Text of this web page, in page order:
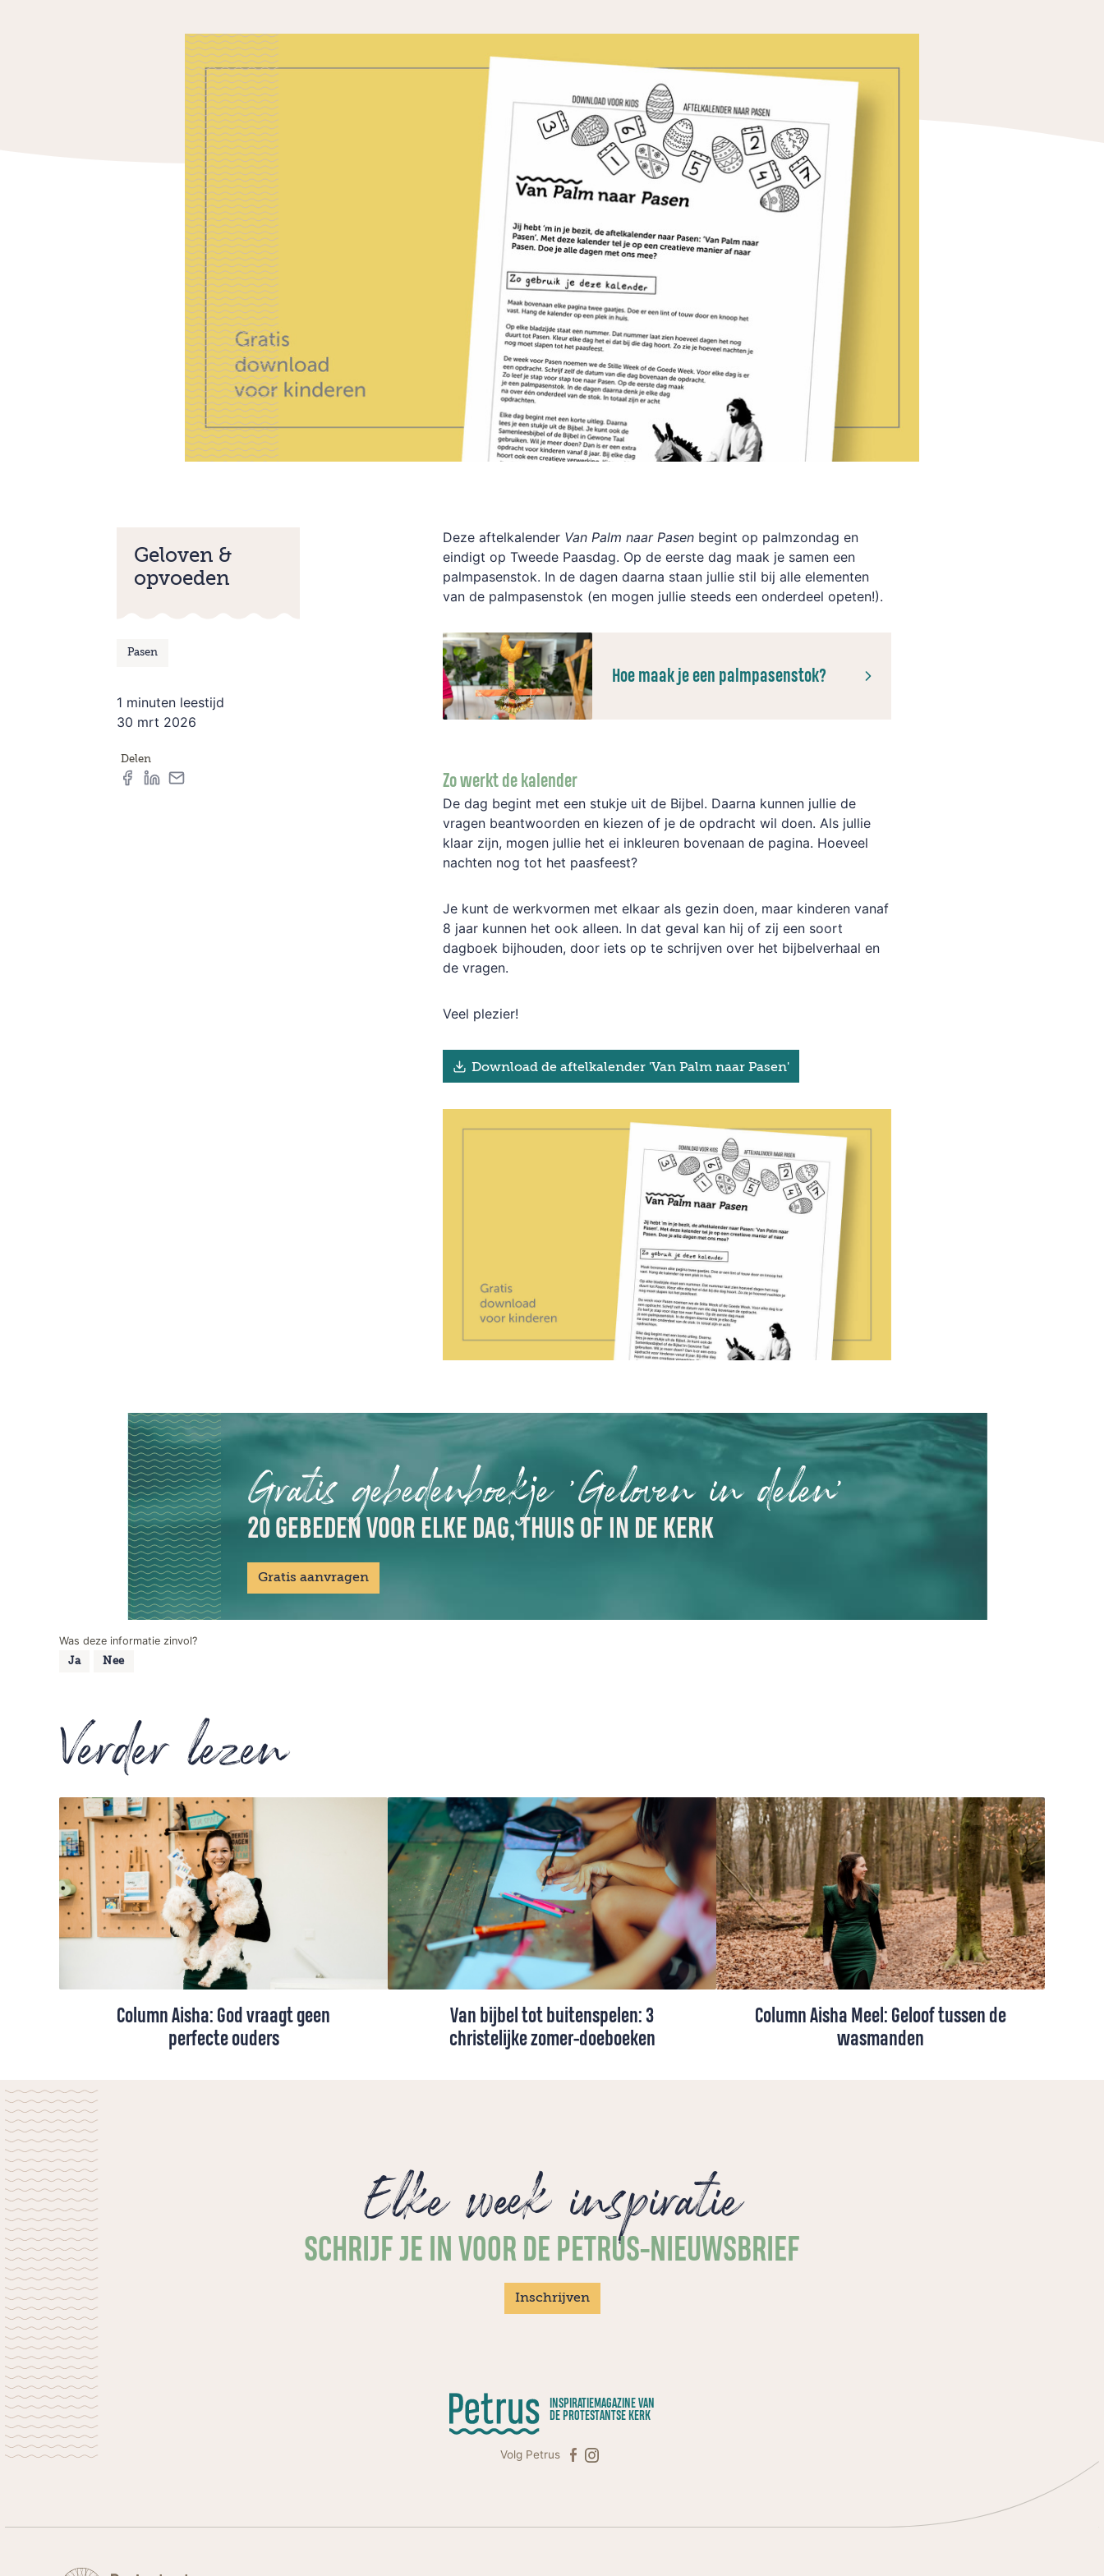
Deze aftelkalenderVan Palm naar Pasenbegint op palmzondag en
eindigt op Tweede Paasdag. Op de eerste dag maak je samen een
palmpasenstok. In de dagen daarna staan jullie stil bij alle elementen
van de palmpasenstok (en mogen jullie steeds een onderdeel opeten!).
Hoe maak je een palmpasenstok?
Zo werkt de kalender
De dag begint met een stukje uit de Bijbel. Daarna kunnen jullie de
vragen beantwoorden en kiezen of je de opdracht wil doen. Als jullie
klaar zijn, mogen jullie het ei inkleuren bovenaan de pagina. Hoeveel
nachten nog tot het paasfeest?
Je kunt de werkvormen met elkaar als gezin doen, maar kinderen vanaf
8 jaar kunnen het ook alleen. In dat geval kan hij of zij een soort
dagboek bijhouden, door iets op te schrijven over het bijbelverhaal en
de vragen.
Veel plezier!
Download de aftelkalender 'Van Palm naar Pasen'
Gratis gebedenboekje 'Geloven in delen'
20 GEBEDEN VOOR ELKE DAG, THUIS OF IN DE KERK
Gratis aanvragen
Geloven &
opvoeden
Pasen
1 minuten leestijd
30 mrt 2026
Delen
Was deze informatie zinvol?
Ja Nee
Verder lezen
Column Aisha: God vraagt geen
perfecte ouders
meegeven van het geloof. Maar wat ze het
God vraagt geen perfecte ouders. Je mag
Van bijbel tot buitenspelen: 3
christelijke zomer-doeboeken
Column Aisha Meel: Geloof tussen de
wasmanden
Elke week inspiratie
SCHRIJF JE IN VOOR DE PETRUS-NIEUWSBRIEF
Inschrijven
INSPIRATIEMAGAZINE VAN
DE PROTESTANTSE KERK
Volg Petrus